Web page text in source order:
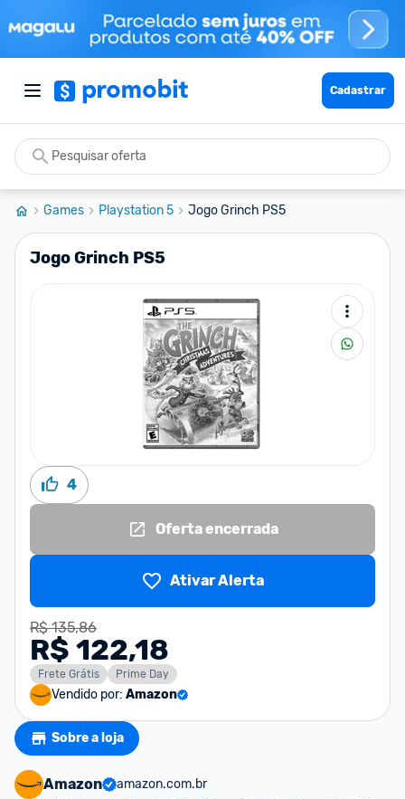
Cadastrar
Games Playstation 5 Jogo Grinch PS5
Jogo Grinch PS5
4
Oferta encerrada
Ativar Alerta
R$ 135,86
R$ 122,18
Frete Grátis Prime Day
Vendido por: Amazon
Sobre a loja
Amazon
amazon.com.br